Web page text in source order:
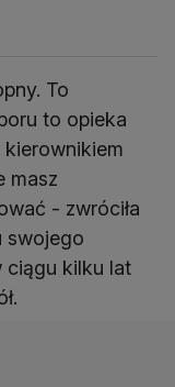
To
to opieka
masz
- zwróciła
swojego
ciągu kilku lat